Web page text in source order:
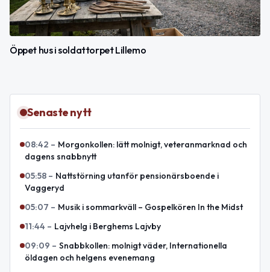
Öppet hus i soldattorpet Lillemo
Senaste nytt
08:42 – Morgonkollen: lätt molnigt, veteranmarknad och
dagens snabbnytt
05:58 – Nattstörning utanför pensionärsboende i
Vaggeryd
05:07 – Musik i sommarkväll – Gospelkören In the Midst
11:44 – Lajvhelg i Berghems Lajvby
09:09 – Snabbkollen: molnigt väder, Internationella
öldagen och helgens evenemang